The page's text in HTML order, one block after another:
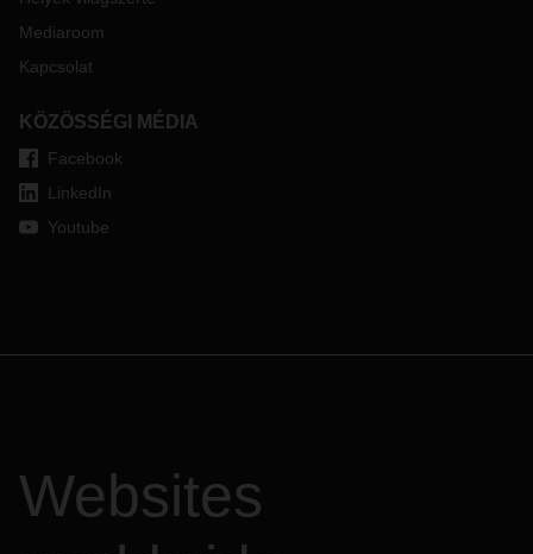
Mediaroom
Kapcsolat
KÖZÖSSÉGI MÉDIA
Facebook
LinkedIn
Youtube
Websites